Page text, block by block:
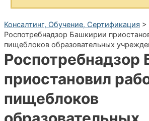
Консалтинг, Обучение, Сертификация >
Роспотребнадзор Башкирии
пищеблоков образовательных
Роспотребнадзор
приостановил
пищеблоков